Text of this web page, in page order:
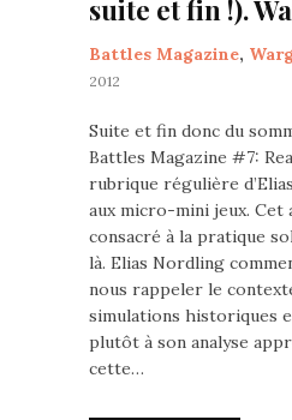
suite et fin !).
Battles Magazine,
2012
Suite et fin donc du
Battles Magazine #7:
rubrique régulière
aux micro-mini jeux.
consacré à la pratique
là. Elias Nordling
nous rappeler le
simulations historiques
plutôt à son analyse
cette…